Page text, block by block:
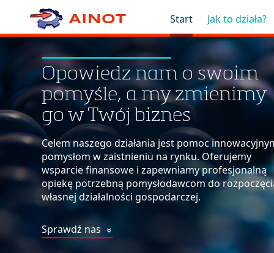
Start Jak to działa?
Opowiedz nam o swoim
pomyśle, a my zmienimy
go w Twój biznes
Celem naszego działania jest pomoc
pomysłom w zaistnieniu na rynku. Oferujemy
wsparcie finansowe i zapewniamy profesjonalną
opiekę potrzebną pomysłodawcom do
własnej działalności gospodarczej.
Sprawdź nas »